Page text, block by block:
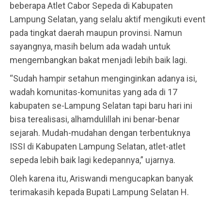
beberapa Atlet Cabor Sepeda di Kabupaten
Lampung Selatan, yang selalu aktif mengikuti event
pada tingkat daerah maupun provinsi. Namun
sayangnya, masih belum ada wadah untuk
mengembangkan bakat menjadi lebih baik lagi.
“Sudah hampir setahun menginginkan adanya isi,
wadah komunitas-komunitas yang ada di 17
kabupaten se-Lampung Selatan tapi baru hari ini
bisa terealisasi, alhamdulillah ini benar-benar
sejarah. Mudah-mudahan dengan terbentuknya
ISSI di Kabupaten Lampung Selatan, atlet-atlet
sepeda lebih baik lagi kedepannya,” ujarnya.
Oleh karena itu, Ariswandi mengucapkan banyak
terimakasih kepada Bupati Lampung Selatan H.